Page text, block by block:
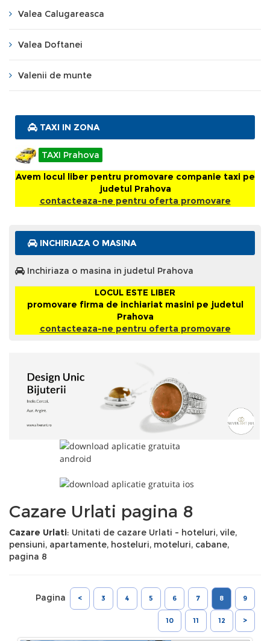
Valea Calugareasca
Valea Doftanei
Valenii de munte
TAXI IN ZONA
TAXI Prahova
Avem locul liber pentru promovare companie taxi pe
judetul Prahova
contacteaza-ne pentru oferta promovare
INCHIRIAZA O MASINA
Inchiriaza o masina in judetul Prahova
LOCUL ESTE LIBER
promovare firma de inchiariat masini pe judetul
Prahova
contacteaza-ne pentru oferta promovare
Cazare Urlati pagina 8
Cazare Urlati: Unitati de cazare Urlati - hoteluri, vile,
pensiuni, apartamente, hosteluri, moteluri, cabane,
pagina 8
Pagina < 3 4 5 6 7 8 9
10 11 12 >